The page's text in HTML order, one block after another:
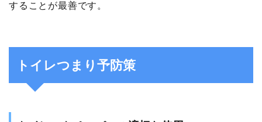
することが最善です。
トイレつまり予防策